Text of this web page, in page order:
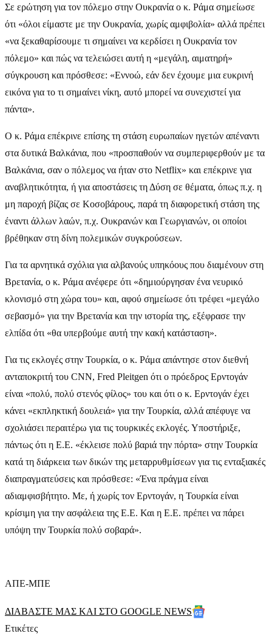
Σε ερώτηση για τον πόλεμο στην Ουκρανία ο κ. Ράμα σημείωσε
ότι «όλοι είμαστε με την Ουκρανία, χωρίς αμφιβολία» αλλά πρέπει
«να ξεκαθαρίσουμε τι σημαίνει να κερδίσει η Ουκρανία τον
πόλεμο» και πώς να τελειώσει αυτή η «μεγάλη, αιματηρή»
σύγκρουση και πρόσθεσε: «Εννοώ, εάν δεν έχουμε μια ευκρινή
εικόνα για το τι σημαίνει νίκη, αυτό μπορεί να συνεχιστεί για
πάντα».
Ο κ. Ράμα επέκρινε επίσης τη στάση ευρωπαίων ηγετών απέναντι
στα δυτικά Βαλκάνια, που «προσπαθούν να συμπεριφερθούν με τα
Βαλκάνια, σαν ο πόλεμος να ήταν στο Netflix» και επέκρινε για
αναβλητικότητα, ή για αποστάσεις τη Δύση σε θέματα, όπως π.χ. η
μη παροχή βίζας σε Κοσοβάρους, παρά τη διαφορετική στάση της
έναντι άλλων λαών, π.χ. Ουκρανών και Γεωργιανών, οι οποίοι
βρέθηκαν στη δίνη πολεμικών συγκρούσεων.
Για τα αρνητικά σχόλια για αλβανούς υπηκόους που διαμένουν στη
Βρετανία, ο κ. Ράμα ανέφερε ότι «δημιούργησαν ένα νευρικό
κλονισμό στη χώρα του» και, αφού σημείωσε ότι τρέφει «μεγάλο
σεβασμό» για την Βρετανία και την ιστορία της, εξέφρασε την
ελπίδα ότι «θα υπερβούμε αυτή την κακή κατάσταση».
Για τις εκλογές στην Τουρκία, ο κ. Ράμα απάντησε στον διεθνή
ανταποκριτή του CNN, Fred Pleitgen ότι ο πρόεδρος Ερντογάν
είναι «πολύ, πολύ στενός φίλος» του και ότι ο κ. Ερντογάν έχει
κάνει «εκπληκτική δουλειά» για την Τουρκία, αλλά απέφυγε να
σχολιάσει περαιτέρω για τις τουρκικές εκλογές. Υποστήριξε,
πάντως ότι η Ε.Ε. «έκλεισε πολύ βαριά την πόρτα» στην Τουρκία
κατά τη διάρκεια των δικών της μεταρρυθμίσεων για τις ενταξιακές
διαπραγματεύσεις και πρόσθεσε: «Ένα πράγμα είναι
αδιαμφισβήτητο. Με, ή χωρίς τον Ερντογάν, η Τουρκία είναι
κρίσιμη για την ασφάλεια της Ε.Ε. Και η Ε.Ε. πρέπει να πάρει
υπόψη την Τουρκία πολύ σοβαρά».
ΑΠΕ-ΜΠΕ
ΔΙΑΒΑΣΤΕ ΜΑΣ ΚΑΙ ΣΤΟ GOOGLE NEWS
Ετικέτες